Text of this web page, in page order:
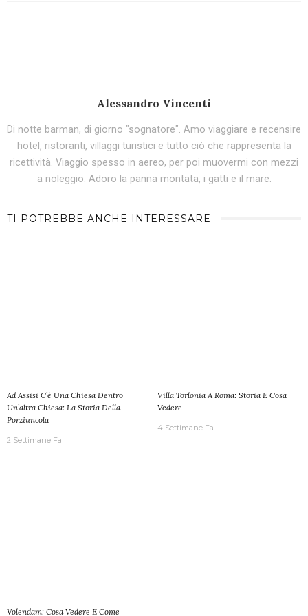
Alessandro Vincenti
Di notte barman, di giorno "sognatore". Amo viaggiare e recensire
hotel, ristoranti, villaggi turistici e tutto ciò che rappresenta la
ricettività. Viaggio spesso in aereo, per poi muovermi con mezzi
a noleggio. Adoro la panna montata, i gatti e il mare.
TI POTREBBE ANCHE INTERESSARE
Ad Assisi C’è Una Chiesa Dentro
Un’altra Chiesa: La Storia Della
Porziuncola
2 Settimane Fa
Villa Torlonia A Roma: Storia E Cosa
Vedere
4 Settimane Fa
Volendam: Cosa Vedere E Come